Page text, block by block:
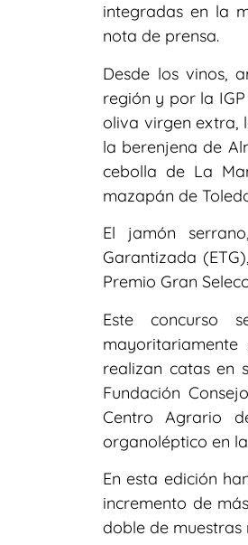
integradas en la
nota de prensa.
Desde los vinos,
región y por la
oliva virgen extra,
la berenjena de
cebolla de La
mazapán de
El jamón
Garantizada
Premio Gran
Este concurso
realizan catas en
Fundación
Centro Agrario
organoléptico en
En esta edición
incremento de
doble de muestras